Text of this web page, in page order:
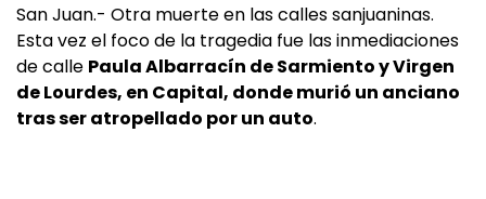
San Juan.- Otra muerte en las calles sanjuaninas.
Esta vez el foco de la tragedia fue las inmediaciones
de calle Paula Albarracín de Sarmiento y Virgen
de Lourdes, en Capital, donde murió un anciano
tras ser atropellado por un auto.